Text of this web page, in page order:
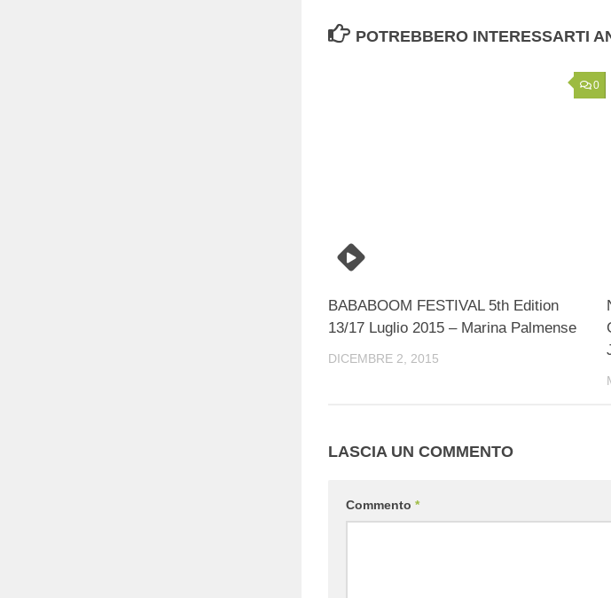
POTREBBERO INTERESSARTI
0
BABABOOM FESTIVAL 5th Edition
13/17 Luglio 2015 – Marina Palmense ​
DICEMBRE 2, 2015
LASCIA UN COMMENTO
Commento *